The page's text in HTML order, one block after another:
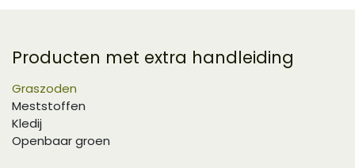
Producten met extra handleiding
Graszoden
Meststoffen
Kledij
Openbaar groen